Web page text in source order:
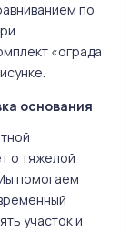
по
«ограда
основания
о тяжелой
помогаем
участок и